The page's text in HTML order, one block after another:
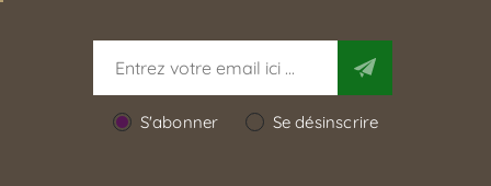
S'abonner Se désinscrire